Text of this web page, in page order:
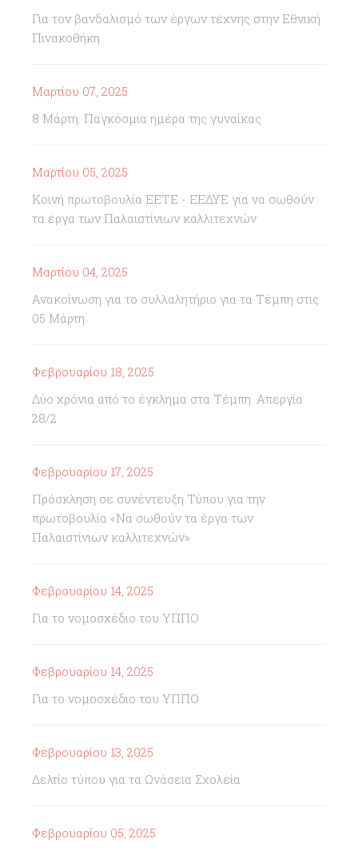
Για τον βανδαλισμό των έργων τέχνης στην Εθνική
Πινακοθήκη
Μαρτίου 07, 2025
8 Μάρτη. Παγκόσμια ημέρα της γυναίκας
Μαρτίου 05, 2025
Κοινή πρωτοβουλία ΕΕΤΕ - ΕΕΔΥΕ για να σωθούν
τα έργα των Παλαιστίνιων καλλιτεχνών
Μαρτίου 04, 2025
Ανακοίνωση για το συλλαλητήριο για τα Τέμπη στις
05 Μάρτη
Φεβρουαρίου 18, 2025
Δύο χρόνια από το έγκλημα στα Τέμπη. Απεργία
28/2
Φεβρουαρίου 17, 2025
Πρόσκληση σε συνέντευξη Τύπου για την
πρωτοβουλία «Να σωθούν τα έργα των
Παλαιστίνιων καλλιτεχνών»
Φεβρουαρίου 14, 2025
Για το νομοσχέδιο του ΥΠΠΟ
Φεβρουαρίου 14, 2025
Για το νομοσχέδιο του ΥΠΠΟ
Φεβρουαρίου 13, 2025
Δελτίο τύπου για τα Ωνάσεια Σχολεία
Φεβρουαρίου 05, 2025